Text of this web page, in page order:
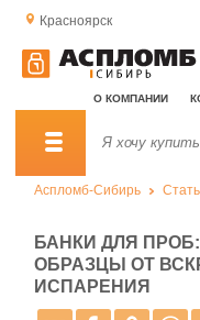
Красноярск
О КОМПАНИИ
Аспломб-Сибирь
БАНКИ ДЛЯ
ОБРАЗЦЫ ОТ
ИСПАРЕНИЯ